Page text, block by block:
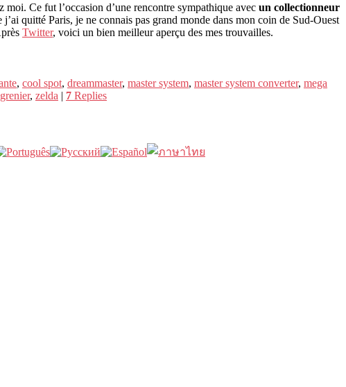
moi. Ce fut l’occasion d’une rencontre sympathique avec un collectionneur
quitté Paris, je ne connais pas grand monde dans mon coin de Sud-Ouest
Twitter, voici un bien meilleur aperçu des mes trouvailles.
, cool spot, dreammaster, master system, master system converter, mega
, zelda | 7 Replies